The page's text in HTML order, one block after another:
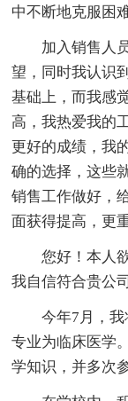
中不断地克服困
加入销售人
望，同时我认识
基础上，而我感
高，我热爱我的
更好的成绩，我
确的选择，这些
销售工作做好，
面获得提高，更
您好！本人
我自信符合贵公
今年7月，
专业为临床医学
学知识，并多次